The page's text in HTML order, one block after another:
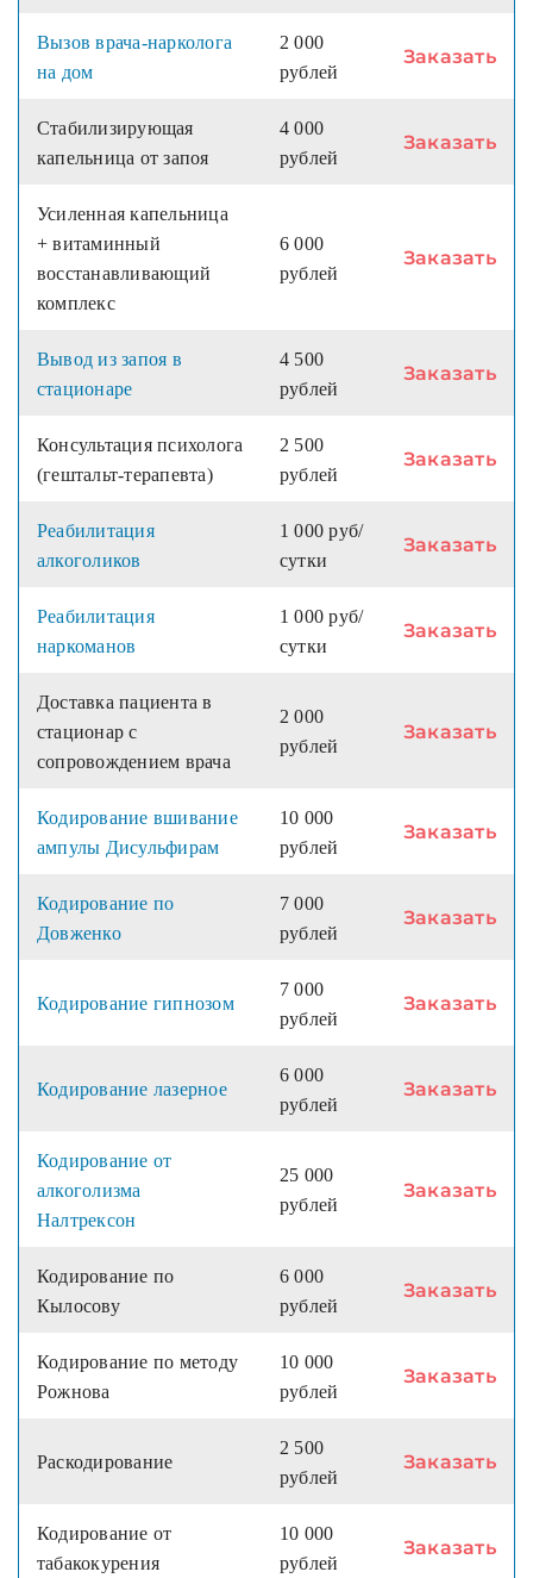
Вызов врача-нарколога
на дом
2 000
рублей
Заказать
Стабилизирующая
капельница от запоя
4 000
рублей
Заказать
Усиленная капельница
+ витаминный
восстанавливающий
комплекс
6 000
рублей
Заказать
Вывод из запоя в
стационаре
4 500
рублей
Заказать
Консультация психолога
(гештальт-терапевта)
2 500
рублей
Заказать
Реабилитация
алкоголиков
1 000 руб/
сутки
Заказать
Реабилитация
наркоманов
1 000 руб/
сутки
Заказать
Доставка пациента в
стационар с
сопровождением врача
2 000
рублей
Заказать
Кодирование вшивание
ампулы Дисульфирам
10 000
рублей
Заказать
Кодирование по
Довженко
7 000
рублей
Заказать
Кодирование гипнозом
7 000
рублей
Заказать
Кодирование лазерное
6 000
рублей
Заказать
Кодирование от
алкоголизма
Налтрексон
25 000
рублей
Заказать
Кодирование по
Кылосову
6 000
рублей
Заказать
Кодирование по методу
Рожнова
10 000
рублей
Заказать
Раскодирование
2 500
рублей
Заказать
Кодирование от
табакокурения
10 000
рублей
Заказать